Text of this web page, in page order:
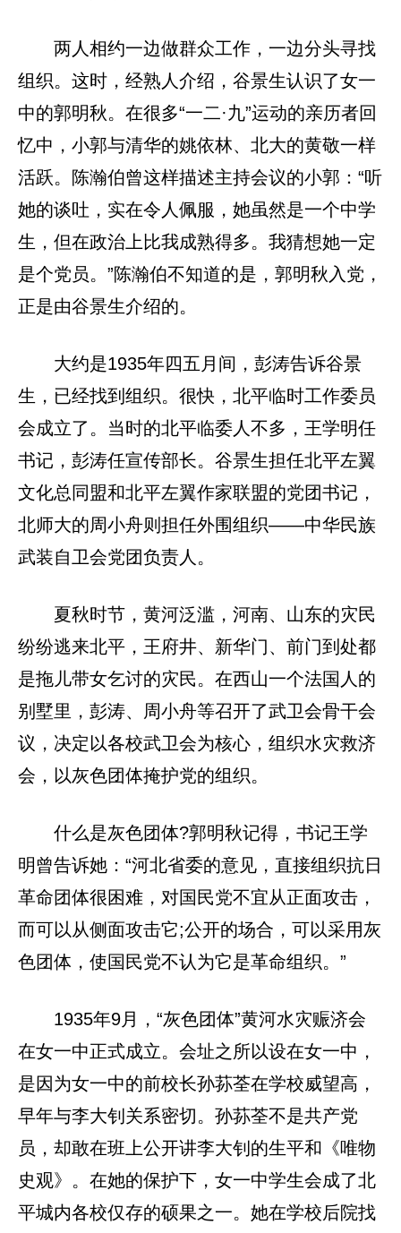
两人相约一边做群众工作，一边分头寻找
组织。这时，经熟人介绍，谷景生认识了女一
中的郭明秋。在很多“一二·九”运动的亲历者回
忆中，小郭与清华的姚依林、北大的黄敬一样
活跃。陈瀚伯曾这样描述主持会议的小郭：“听
她的谈吐，实在令人佩服，她虽然是一个中学
生，但在政治上比我成熟得多。我猜想她一定
是个党员。”陈瀚伯不知道的是，郭明秋入党，
正是由谷景生介绍的。
大约是1935年四五月间，彭涛告诉谷景
生，已经找到组织。很快，北平临时工作委员
会成立了。当时的北平临委人不多，王学明任
书记，彭涛任宣传部长。谷景生担任北平左翼
文化总同盟和北平左翼作家联盟的党团书记，
北师大的周小舟则担任外围组织——中华民族
武装自卫会党团负责人。
夏秋时节，黄河泛滥，河南、山东的灾民
纷纷逃来北平，王府井、新华门、前门到处都
是拖儿带女乞讨的灾民。在西山一个法国人的
别墅里，彭涛、周小舟等召开了武卫会骨干会
议，决定以各校武卫会为核心，组织水灾救济
会，以灰色团体掩护党的组织。
什么是灰色团体?郭明秋记得，书记王学
明曾告诉她：“河北省委的意见，直接组织抗日
革命团体很困难，对国民党不宜从正面攻击，
而可以从侧面攻击它;公开的场合，可以采用灰
色团体，使国民党不认为它是革命组织。”
1935年9月，“灰色团体”黄河水灾赈济会
在女一中正式成立。会址之所以设在女一中，
是因为女一中的前校长孙荪荃在学校威望高，
早年与李大钊关系密切。孙荪荃不是共产党
员，却敢在班上公开讲李大钊的生平和《唯物
史观》。在她的保护下，女一中学生会成了北
平城内各校仅存的硕果之一。她在学校后院找